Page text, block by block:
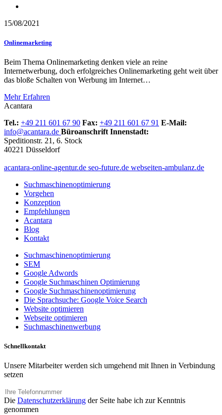
15/08/2021
Onlinemarketing
Beim Thema Onlinemarketing denken viele an reine
Internetwerbung, doch erfolgreiches Onlinemarketing geht weit über
das bloße Schalten von Werbung im Internet…
Mehr Erfahren
Acantara
Tel.: +49 211 601 67 90 Fax: +49 211 601 67 91 E-Mail:
info@acantara.de Büroanschrift Innenstadt:
Speditionstr. 21, 6. Stock
40221 Düsseldorf
acantara-online-agentur.de seo-future.de webseiten-ambulanz.de
Suchmaschinenoptimierung
Vorgehen
Konzeption
Empfehlungen
Acantara
Blog
Kontakt
Suchmaschinenoptimierung
SEM
Google Adwords
Google Suchmaschinen Optimierung
Google Suchmaschinenoptimierung
Die Sprachsuche: Google Voice Search
Website optimieren
Webseite optimieren
Suchmaschinenwerbung
Schnellkontakt
Unsere Mitarbeiter werden sich umgehend mit Ihnen in Verbindung
setzen
Die Datenschutzerklärung der Seite habe ich zur Kenntnis
genommen